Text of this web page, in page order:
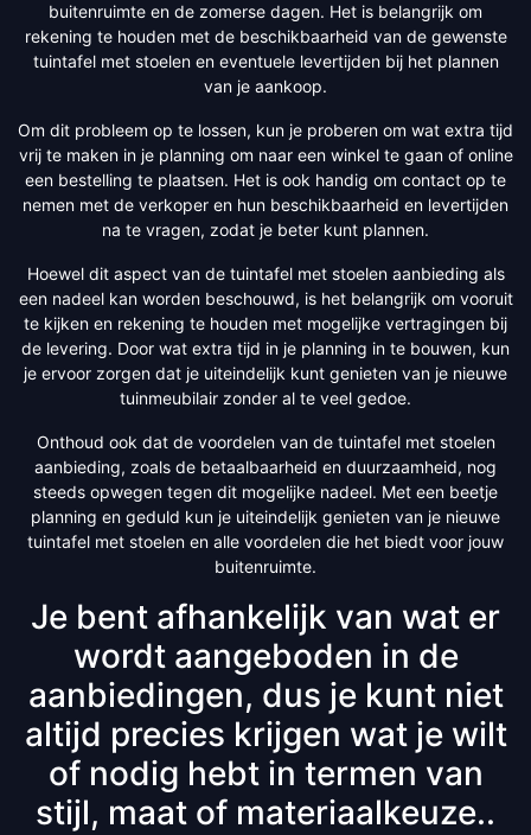
buitenruimte en de zomerse dagen. Het is belangrijk om
rekening te houden met de beschikbaarheid van de gewenste
tuintafel met stoelen en eventuele levertijden bij het plannen
van je aankoop.
Om dit probleem op te lossen, kun je proberen om wat extra tijd
vrij te maken in je planning om naar een winkel te gaan of online
een bestelling te plaatsen. Het is ook handig om contact op te
nemen met de verkoper en hun beschikbaarheid en levertijden
na te vragen, zodat je beter kunt plannen.
Hoewel dit aspect van de tuintafel met stoelen aanbieding als
een nadeel kan worden beschouwd, is het belangrijk om vooruit
te kijken en rekening te houden met mogelijke vertragingen bij
de levering. Door wat extra tijd in je planning in te bouwen, kun
je ervoor zorgen dat je uiteindelijk kunt genieten van je nieuwe
tuinmeubilair zonder al te veel gedoe.
Onthoud ook dat de voordelen van de tuintafel met stoelen
aanbieding, zoals de betaalbaarheid en duurzaamheid, nog
steeds opwegen tegen dit mogelijke nadeel. Met een beetje
planning en geduld kun je uiteindelijk genieten van je nieuwe
tuintafel met stoelen en alle voordelen die het biedt voor jouw
buitenruimte.
Je bent afhankelijk van wat er
wordt aangeboden in de
aanbiedingen, dus je kunt niet
altijd precies krijgen wat je wilt
of nodig hebt in termen van
stijl, maat of materiaalkeuze..